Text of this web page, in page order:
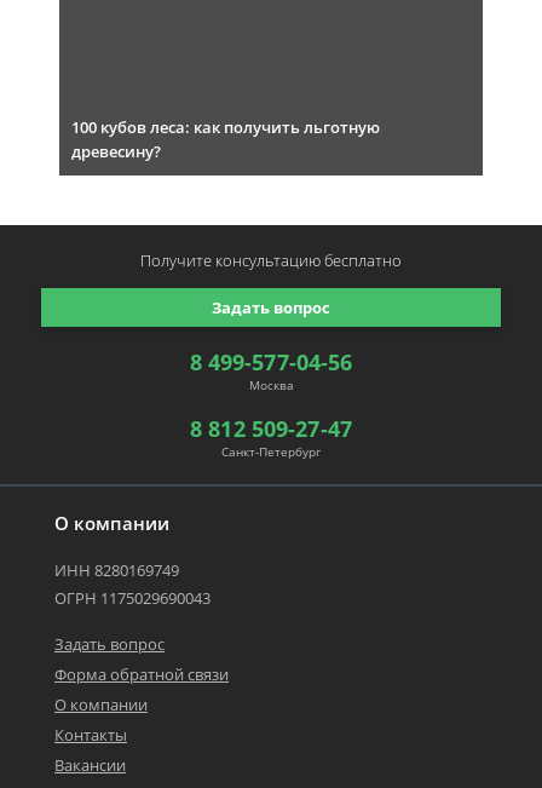
100 кубов леса: как получить льготную
древесину?
О компании
ИНН 8280169749
ОГРН 1175029690043
Задать вопрос
Форма обратной связи
О компании
Контакты
Вакансии
8 499-577-04-56
Москва
8 812 509-27-47
Санкт-Петербург
Задать вопрос
Получите консультациюбесплатно